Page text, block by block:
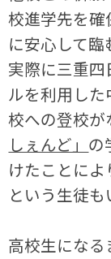
校進学先を
に安心して臨
実際に三重
ルを利用し
校への登校が
しぇんど」 の
けたことに
という生徒も
高校生にな